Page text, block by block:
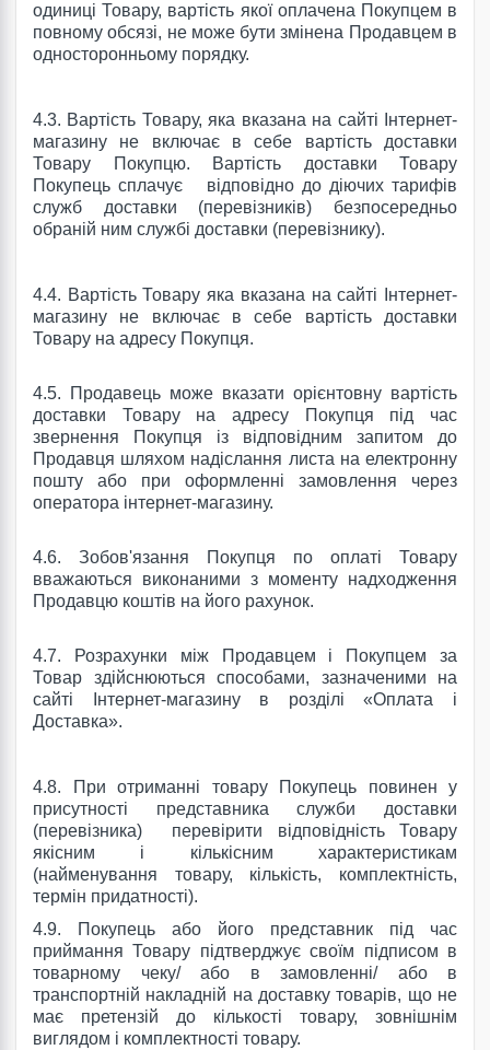
одиниці Товару, вартість якої оплачена Покупцем в
повному обсязі, не може бути змінена Продавцем в
односторонньому порядку.
4.3. Вартість Товару, яка вказана на сайті Інтернет-
магазину не включає в себе вартість доставки
Товару Покупцю. Вартість доставки Товару
Покупець сплачує
відповідно до діючих тарифів
служб доставки (перевізників) безпосередньо
обраній ним службі доставки (перевізнику).
4.4. Вартість Товару яка вказана на сайті Інтернет-
магазину не включає в себе вартість доставки
Товару на адресу Покупця.
4.5.
Продавець може вказати орієнтовну вартість
доставки Товару на адресу Покупця під час
звернення Покупця із відповідним запитом до
Продавця шляхом надіслання листа на електронну
пошту або при оформленні замовлення через
оператора інтернет-магазину.
4.6.
Зобов'язання Покупця по оплаті Товару
вважаються виконаними з моменту надходження
Продавцю коштів на його рахунок.
4.7.
Розрахунки між Продавцем і Покупцем за
Товар здійснюються способами, зазначеними на
сайті
Інтернет-магазину
в розділі «Оплата і
Доставка».
4.8.
При отриманні товару Покупець повинен у
присутності представника служби доставки
(перевізника)
перевірити відповідність Товару
якісним і кількісним характеристикам
(найменування товару, кількість, комплектність,
термін придатності).
4.9.
Покупець або його представник під час
приймання Товару підтверджує своїм підписом в
товарному чеку/ або в замовленні/ або в
транспортній накладній на доставку товарів, що не
має претензій до кількості товару, зовнішнім
виглядом і комплектності товару.